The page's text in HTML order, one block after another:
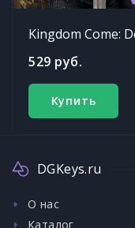
529 руб.
Купить
DGKeys.ru
О нас
Каталог